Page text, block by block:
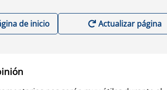
de inicio Actualizar página